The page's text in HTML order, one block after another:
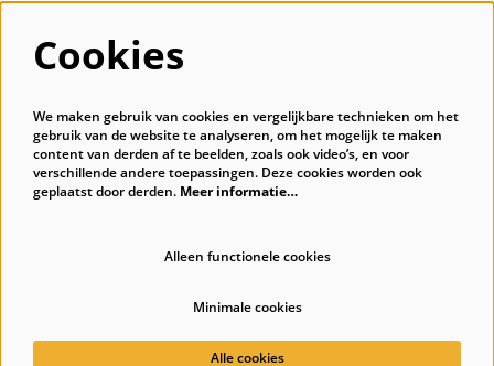
Powered byCultureSuite
Cookies
We maken gebruik van cookies en vergelijkbare technieken om het
gebruik van de website te analyseren, om het mogelijk te maken
content van derden af te beelden, zoals ook video’s, en voor
verschillende andere toepassingen. Deze cookies worden ook
geplaatst door derden. Meer informatie…
Alleen functionele cookies
Minimale cookies
Alle cookies